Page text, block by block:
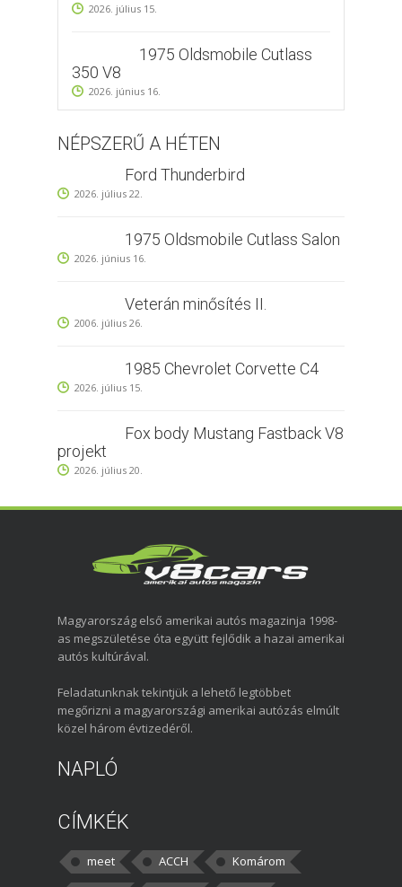
2026. július 15.
1975 Oldsmobile Cutlass
350 V8
2026. június 16.
NÉPSZERŰ A HÉTEN
Ford Thunderbird
2026. július 22.
1975 Oldsmobile Cutlass Salon
2026. június 16.
Veterán minősítés II.
2006. július 26.
1985 Chevrolet Corvette C4
2026. július 15.
Fox body Mustang Fastback V8
projekt
2026. július 20.
Magyarország első amerikai autós magazinja 1998-
as megszületése óta együtt fejlődik a hazai amerikai
autós kultúrával.
Feladatunknak tekintjük a lehető legtöbbet
megőrizni a magyarországi amerikai autózás elmúlt
közel három évtizedéről.
NAPLÓ
CÍMKÉK
meet ACCH
Komárom